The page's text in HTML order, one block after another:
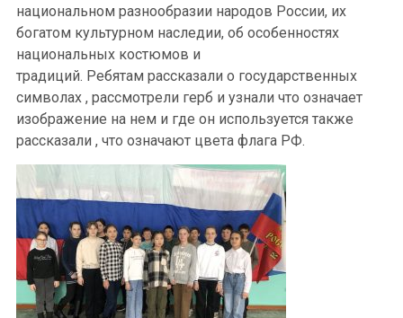
национальном разнообразии народов России, их
богатом культурном наследии, об особенностях
национальных костюмов и
традиций. Ребятам рассказали о государственных
символах , рассмотрели герб и узнали что означает
изображение на нем и где он используется также
рассказали , что означают цвета флага РФ.